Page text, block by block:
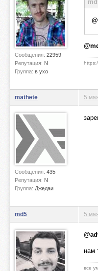
Сообщения: 22959
Репутация: N
Группа: в ухо
mathete
Сообщения: 435
Репутация: N
Группа: Джедаи
5
md5 5
нам
все